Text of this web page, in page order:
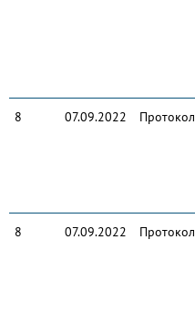
8 07.09.2022 Протокол
8 07.09.2022 Протокол